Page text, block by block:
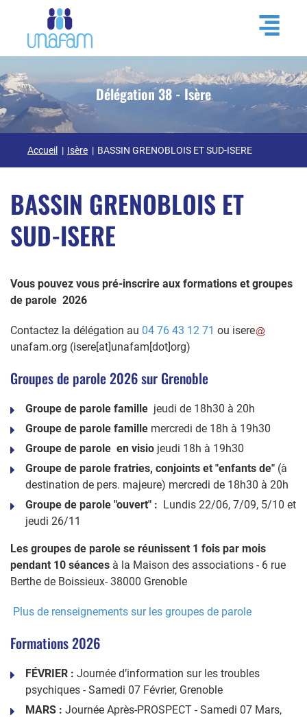
Délégation 38 - Isère
Accueil Isère BASSIN GRENOBLOIS ET SUD-ISERE
BASSIN GRENOBLOIS ET
SUD-ISERE
Vous pouvez vous pré-inscrire aux formations et groupes
de parole 2026
Contactez la délégation au 04 76 43 12 71 ou isere
unafam.org (isere[at]unafam[dot]org)
Groupes de parole 2026 sur Grenoble
Groupe de parole famille jeudi de 18h30 à 20h
Groupe de parole famille mercredi de 18h à 19h30
Groupe de parole en visio jeudi 18h à 19h30
Groupe de parole fratries, conjoints et "enfants de" (à
destination de pers. majeure) mercredi de 18h30 à 20h
Groupe de parole "ouvert" : Lundis 22/06, 7/09, 5/10 et
jeudi 26/11
Les groupes de parole se réunissent 1 fois par mois
pendant 10 séances à la Maison des associations - 6 rue
Berthe de Boissieux- 38000 Grenoble
Plus de renseignements sur les groupes de parole
Formations 2026
FÉVRIER : Journée d’information sur les troubles
psychiques - Samedi 07 Février, Grenoble
MARS : Journée Après-PROSPECT - Samedi 07 Mars,